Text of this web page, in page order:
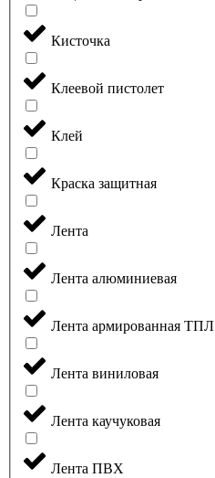
Кисточка
Клеевой пистолет
Клей
Краска защитная
Лента
Лента алюминиевая
Лента армированная ТПЛ
Лента виниловая
Лента каучуковая
Лента ПВХ